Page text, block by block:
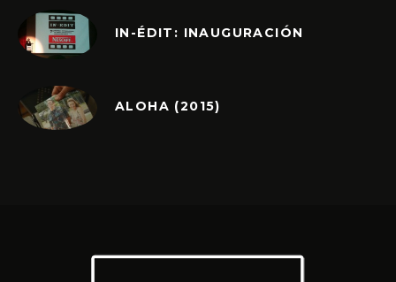
IN-ÉDIT: INAUGURACIÓN
ALOHA (2015)